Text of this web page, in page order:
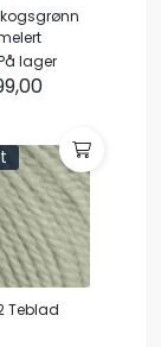
lager
Teblad